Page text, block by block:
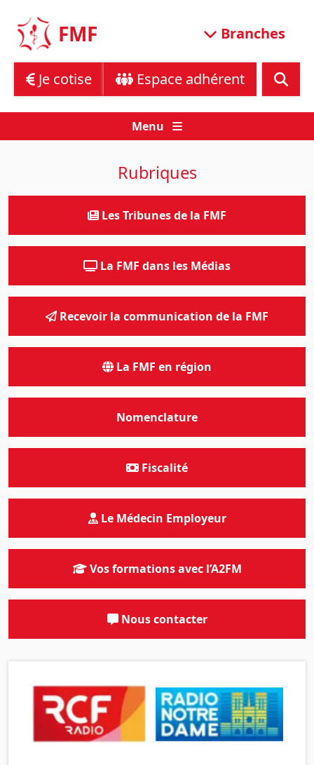
content
FMF Branches
Je cotise Espace adhérent
Menu
Rubriques
Les Tribunes de la FMF
La FMF dans les Médias
Recevoir la communication de la FMF
La FMF en région
Nomenclature
Fiscalité
Le Médecin Employeur
Vos formations avec l’A2FM
Nous contacter